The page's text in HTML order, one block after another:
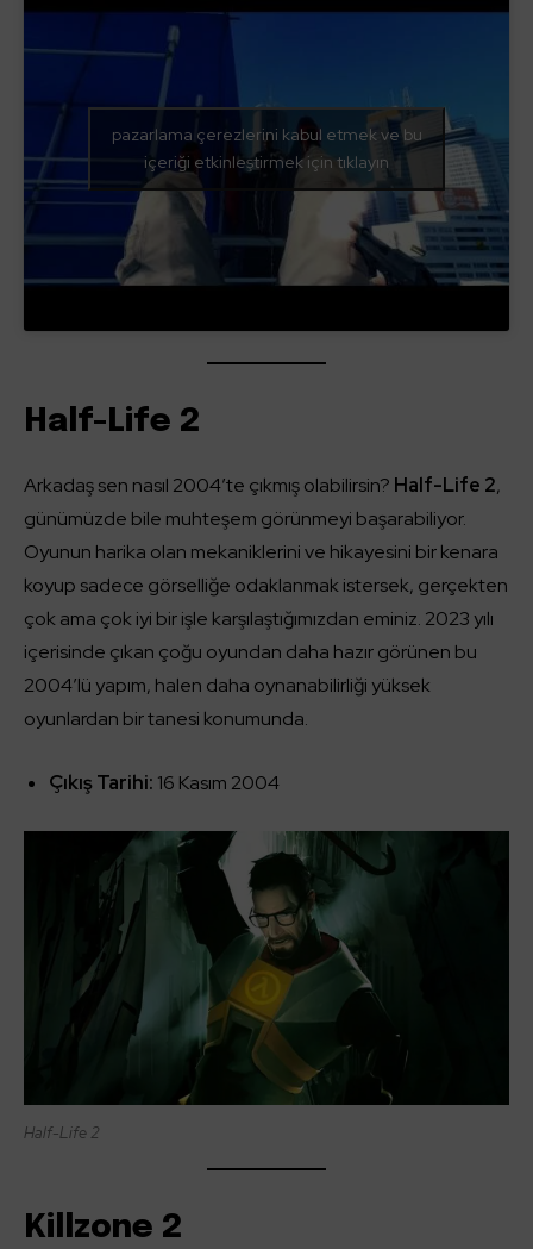
pazarlama çerezlerini kabul etmek ve bu
içeriği etkinleştirmek için tıklayın
Half-Life 2
Arkadaş sen nasıl 2004’te çıkmış olabilirsin? Half-Life 2,
günümüzde bile muhteşem görünmeyi başarabiliyor.
Oyunun harika olan mekaniklerini ve hikayesini bir kenara
koyup sadece görselliğe odaklanmak istersek, gerçekten
çok ama çok iyi bir işle karşılaştığımızdan eminiz. 2023 yılı
içerisinde çıkan çoğu oyundan daha hazır görünen bu
2004’lü yapım, halen daha oynanabilirliği yüksek
oyunlardan bir tanesi konumunda.
Çıkış Tarihi: 16 Kasım 2004
Half-Life 2
Killzone 2